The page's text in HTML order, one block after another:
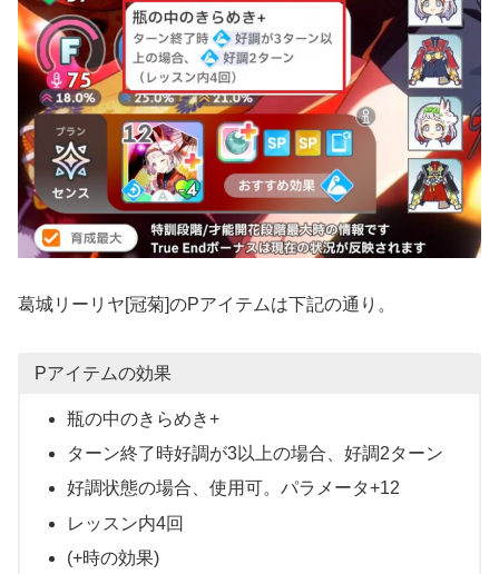
葛城リーリヤ[冠菊]のPアイテムは下記の通り。
Pアイテムの効果
瓶の中のきらめき+
ターン終了時好調が3以上の場合、好調2ターン
好調状態の場合、使用可。パラメータ+12
レッスン内4回
(+時の効果)